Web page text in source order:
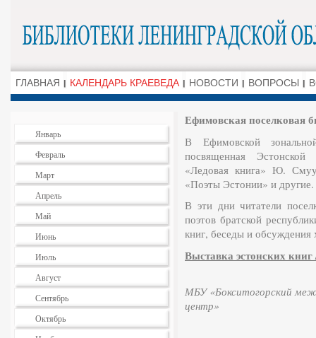
ГЛАВНАЯ КАЛЕНДАРЬ КРАЕВЕДА НОВОСТИ ВОПРОСЫ
Январь
Февраль
Март
Апрель
Май
Июнь
Июль
Август
Сентябрь
Октябрь
Ефимовская поселковая
В Ефимовской
посвященная
«Ледовая книга» Ю.
«Поэты Эстонии» и другие.
В эти дни читатели
поэтов братской
книг, беседы и
Выставка эстонских
МБУ «Бокситогорский
центр»